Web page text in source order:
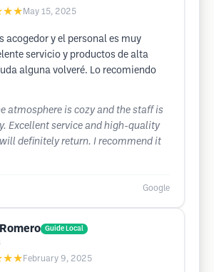
May 15, 2025
acogedor y el personal es muy
servicio y productos de alta
alguna volveré. Lo recomiendo
atmosphere is cozy and the staff is
Excellent service and high-quality
definitely return. I recommend it
Google
Guide Local
February 9, 2025